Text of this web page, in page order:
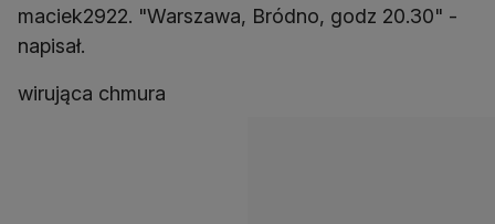
maciek2922. "Warszawa, Bródno, godz 20.30" -
napisał.
wirująca chmura